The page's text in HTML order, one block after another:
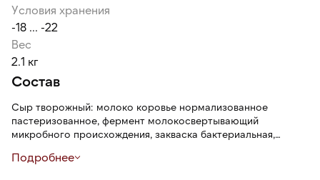
Условия хранения
-18 ... -22
Вес
2.1 кг
Состав
Сыр творожный: молоко коровье нормализованное
пастеризованное, фермент молокосвертывающий
микробного происхождения, закваска бактериальная,
пищевая сахаросодержащая: сахарная пудра, сухой сироп
Подробнее